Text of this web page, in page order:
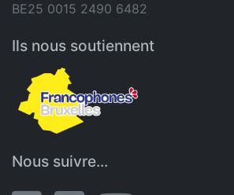
BE25 0015 2490 6482
Ils nous soutiennent
Nous suivre...